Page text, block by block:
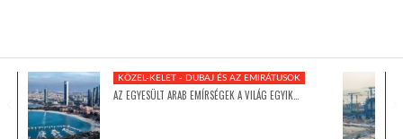
KÖZEL-KELET - DUBAJ ÉS AZ EMIRÁTUSOK
AZ EGYESÜLT ARAB EMÍRSÉGEK A VILÁG EGYIK…